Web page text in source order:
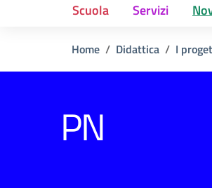
Scuola Servizi
Home Didattica I
PN